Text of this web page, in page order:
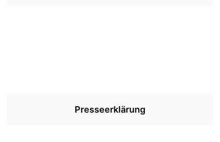
Presseerklärung